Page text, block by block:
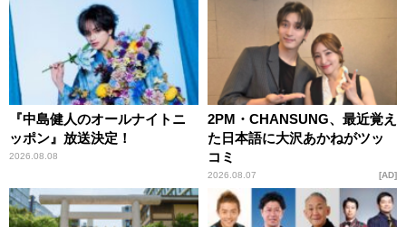
す！」
『中島健人のオールナイトニ
ッポン』放送決定！
2026.08.08
2PM・CHANSUNG、最近覚え
た日本語に大沢あかねがツッ
コミ
2026.08.07 AD